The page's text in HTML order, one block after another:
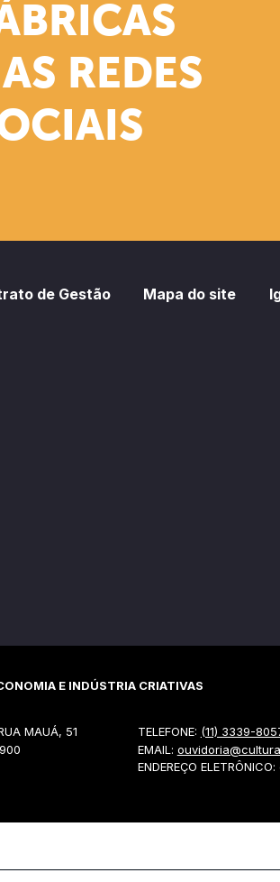
REDES
de Gestão Mapa do site
E INDÚSTRIA CRIATIVAS
MAUÁ, 51
TELEFONE: (11) 3339-
EMAIL:
ENDEREÇO